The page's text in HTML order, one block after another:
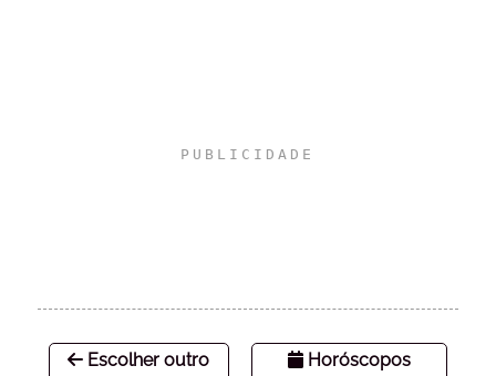
Escolher outro
Horóscopos